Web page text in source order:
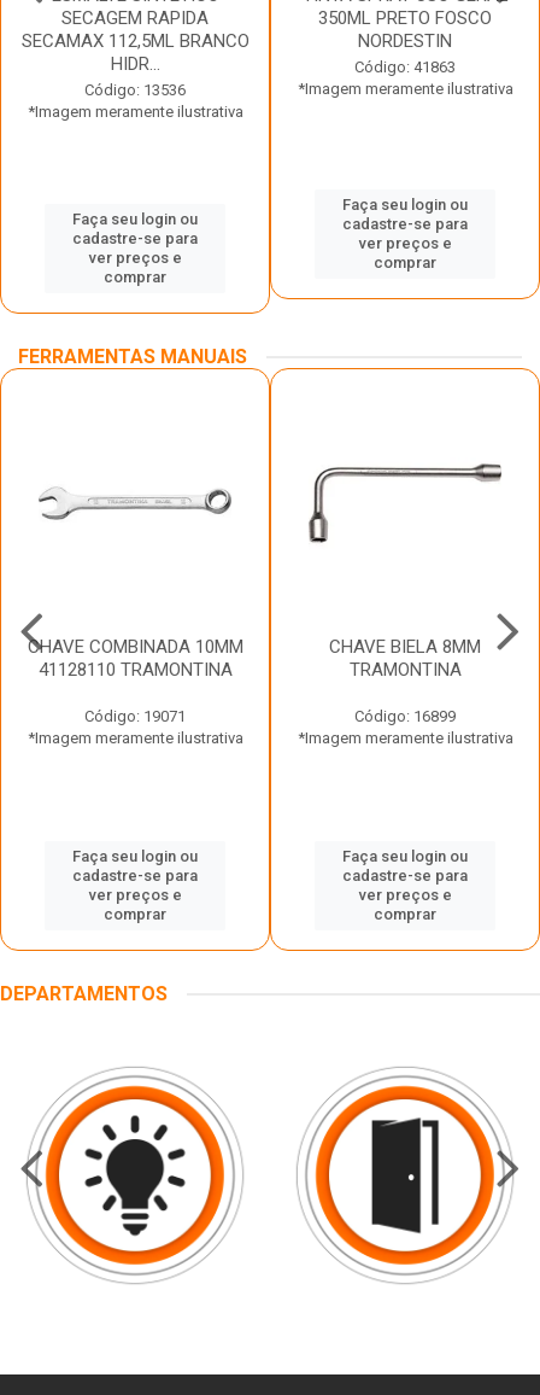
SECAGEM RAPIDA
SECAMAX 112,5ML BRANCO
HIDR...
Código: 13536
*Imagem meramente ilustrativa
Faça seu login ou
cadastre-se para
ver preços e
comprar
350ML PRETO FOSCO
NORDESTIN
Código: 41863
*Imagem meramente ilustrativa
Faça seu login ou
cadastre-se para
ver preços e
comprar
FERRAMENTAS MANUAIS
CHAVE COMBINADA 10MM
41128110 TRAMONTINA
Código: 19071
*Imagem meramente ilustrativa
Faça seu login ou
cadastre-se para
ver preços e
comprar
CHAVE BIELA 8MM
TRAMONTINA
Código: 16899
*Imagem meramente ilustrativa
Faça seu login ou
cadastre-se para
ver preços e
comprar
DEPARTAMENTOS